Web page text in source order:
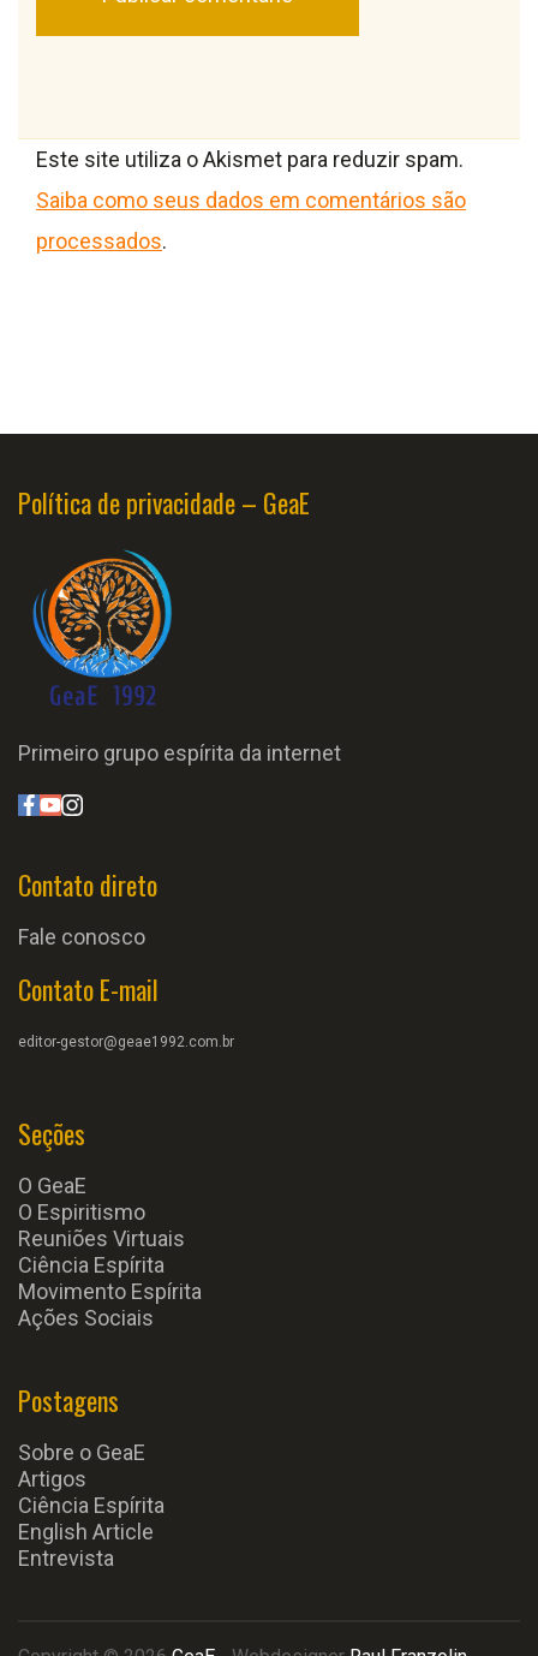
Este site utiliza o Akismet para reduzir spam.
Saiba como seus dados em comentários são
processados.
Política de privacidade – GeaE
Primeiro grupo espírita da internet
Contato direto
Fale conosco
Contato E-mail
editor-gestor@geae1992.com.br
Seções
O GeaE
O Espiritismo
Reuniões Virtuais
Ciência Espírita
Movimento Espírita
Ações Sociais
Postagens
Sobre o GeaE
Artigos
Ciência Espírita
English Article
Entrevista